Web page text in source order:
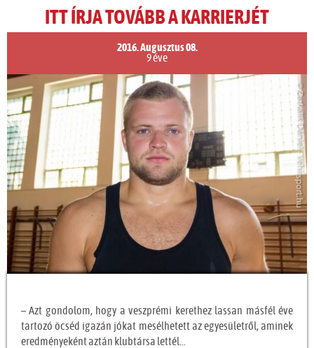
ITT ÍRJA TOVÁBB A KARRIERJÉT
2016. Augusztus 08.
9 éve
– Azt gondolom, hogy a veszprémi kerethez lassan másfél éve
tartozó öcséd igazán jókat mesélhetett az egyesületről, aminek
eredményeként aztán klubtársa lettél…